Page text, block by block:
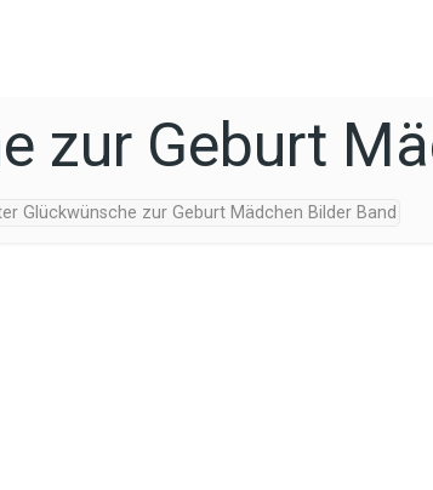
zur Geburt
Glückwünsche zur Geburt Mädchen Bilder Band